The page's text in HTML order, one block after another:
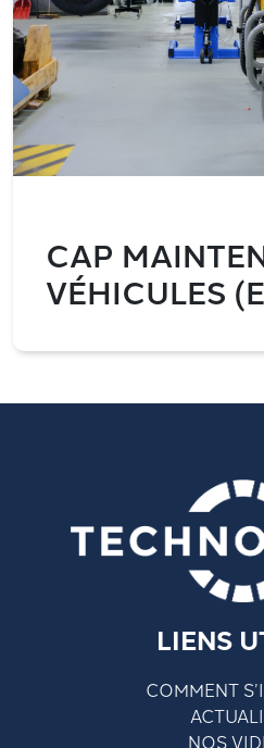
CAP
VÉHICULES
LIENS
COMMENT
NOS